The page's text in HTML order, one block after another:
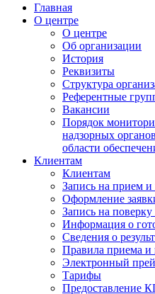
Главная
О центре
О центре
Об организации
История
Реквизиты
Структура
Референтные
Вакансии
Порядок
надзорных
области
Клиентам
Клиентам
Запись на прием
Оформление
Запись на поверку
Информация о
Сведения о
Правила приема
Электронный
Тарифы
Предоставление